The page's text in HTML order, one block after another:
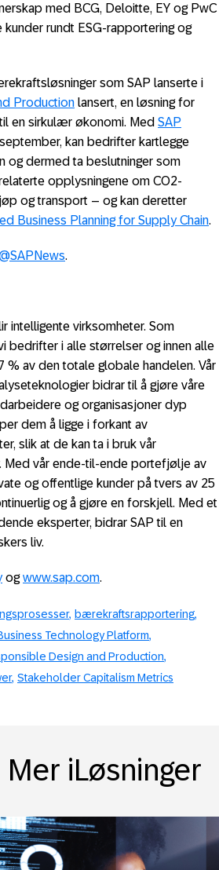
med BCG, Deloitte, EY og PwC
rundt ESG-rapportering og
som SAP lanserte i
Production lansert, en løsning for
en sirkulær økonomi. Med SAP
kan bedrifter kartlegge
og dermed ta beslutninger som
opplysningene om CO2-
og transport – og kan deretter
Business Planning for Supply Chain.
.
intelligente virksomheter. Som
bedrifter i alle størrelser og innen alle
% av den totale globale handelen. Vår
bidrar til å gjøre våre
og organisasjoner dyp
dem å ligge i forkant av
slik at de kan ta i bruk vår
Med vår ende-til-ende portefjølje av
og offentlige kunder på tvers av 25
og å gjøre en forskjell. Med et
eksperter, bidrar SAP til en
liv.
og www.sap.com.
bærekraftsrapportering
Technology Platform
Design and Production
Stakeholder Capitalism Metrics
Mer iLøsninger